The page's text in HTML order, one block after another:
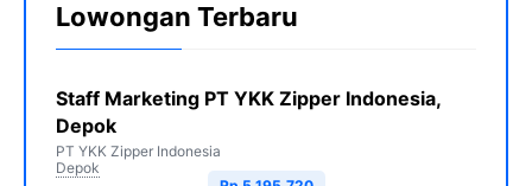
Lowongan Terbaru
Staff Marketing PT YKK Zipper Indonesia,
Depok
PT YKK Zipper Indonesia
Depok